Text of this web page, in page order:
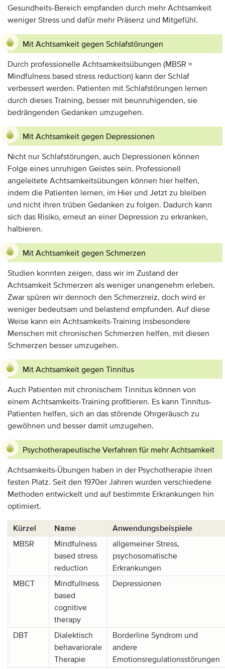
Gesundheits-Bereich empfanden durch mehr Achtsamkeit
weniger Stress und dafür mehr Präsenz und Mitgefühl.
Mit Achtsamkeit gegen Schlafstörungen
Durch professionelle Achtsamkeitsübungen (MBSR =
Mindfulness based stress reduction) kann der Schlaf
verbessert werden. Patienten mit Schlafstörungen lernen
durch dieses Training, besser mit beunruhigenden, sie
bedrängenden Gedanken umzugehen.
Mit Achtsamkeit gegen Depressionen
Nicht nur Schlafstörungen, auch Depressionen können
Folge eines unruhigen Geistes sein. Professionell
angeleitete Achtsamkeitsübungen können hier helfen,
indem die Patienten lernen, im Hier und Jetzt zu bleiben
und nicht ihren trüben Gedanken zu folgen. Dadurch kann
sich das Risiko, erneut an einer Depression zu erkranken,
halbieren.
Mit Achtsamkeit gegen Schmerzen
Studien konnten zeigen, dass wir im Zustand der
Achtsamkeit Schmerzen als weniger unangenehm erleben.
Zwar spüren wir dennoch den Schmerzreiz, doch wird er
weniger bedeutsam und belastend empfunden. Auf diese
Weise kann ein Achtsamkeits-Training insbesondere
Menschen mit chronischen Schmerzen helfen, mit diesen
Schmerzen besser umzugehen.
Mit Achtsamkeit gegen Tinnitus
Auch Patienten mit chronischem Tinnitus können von
einem Achtsamkeits-Training profitieren. Es kann Tinnitus-
Patienten helfen, sich an das störende Ohrgeräusch zu
gewöhnen und besser damit umzugehen.
Psychotherapeutische Verfahren für mehr Achtsamkeit
Achtsamkeits-Übungen haben in der Psychotherapie ihren
festen Platz. Seit den 1970er Jahren wurden verschiedene
Methoden entwickelt und auf bestimmte Erkrankungen hin
optimiert.
Kürzel Name
Anwendungsbeispiele
MBSR
Mindfulness
based stress
reduction
allgemeiner Stress,
psychosomatische
Erkrankungen
MBCT
Mindfullness
based
cognitive
therapy
Depressionen
DBT
Dialektisch
behavariorale
Therapie
Borderline Syndrom und
andere
Emotionsregulationsstörungen